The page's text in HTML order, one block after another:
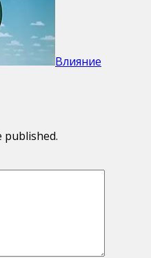
Влияние
published.